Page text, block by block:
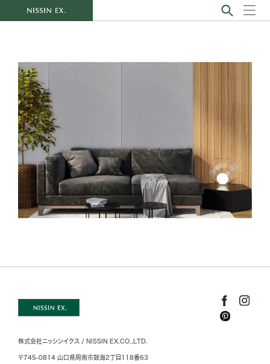
株式会社ニッシンイクス / NISSIN EX.CO.,LTD.
〒745-0814 山口県周南市鼓海2丁目118番63